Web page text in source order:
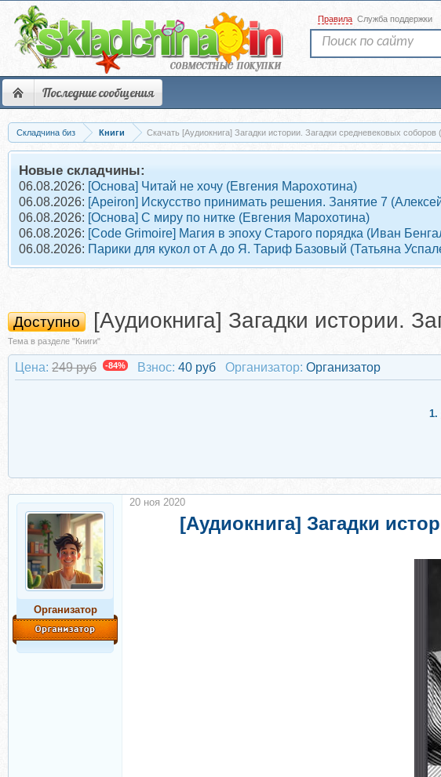
Последние сообщения
Правила Служба поддержки
Складчина биз Книги Скачать [Аудиокнига] Загадки истории. Загадки средневековых соборов
Новые складчины:
06.08.2026: [Основа] Читай не хочу (Евгения Марохотина)
06.08.2026: [Apeiron] Искусство принимать решения. Занятие 7
06.08.2026: [Основа] С миру по нитке (Евгения Марохотина)
06.08.2026: [Code Grimoire] Магия в эпоху Старого порядка (Иван
06.08.2026: Парики для кукол от А до Я. Тариф Базовый (Татьяна
Доступно [Аудиокнига] Загадки истории.
Тема в разделе "Книги"
Цена: 249 руб -84% Взнос: 40 руб Организатор: Организатор
1.
Организатор
[Аудиокнига] Загадки
20 ноя 2020